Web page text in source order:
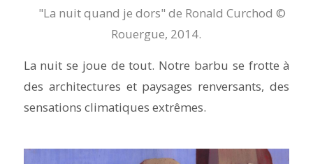
"La nuit quand je dors" de Ronald Curchod ©
Rouergue, 2014.
La nuit se joue de tout. Notre barbu se frotte à
des architectures et paysages renversants, des
sensations climatiques extrêmes.